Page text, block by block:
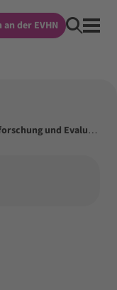
der EVHN
und Evaluation